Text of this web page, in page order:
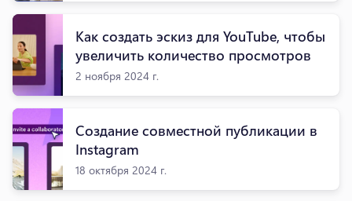
Как создать эскиз для YouTube, чтобы
увеличить количество просмотров
2 ноября 2024 г.
Создание совместной публикации в
Instagram
18 октября 2024 г.